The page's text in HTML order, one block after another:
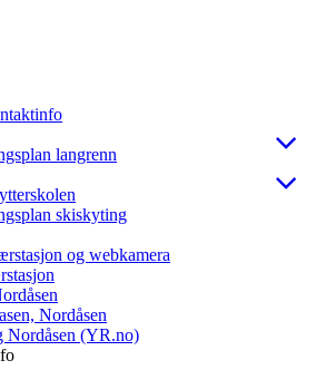
langrenn
skiskyting
og webkamera
Nordåsen
(YR.no)